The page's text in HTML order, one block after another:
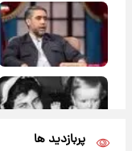
پربازدید ها